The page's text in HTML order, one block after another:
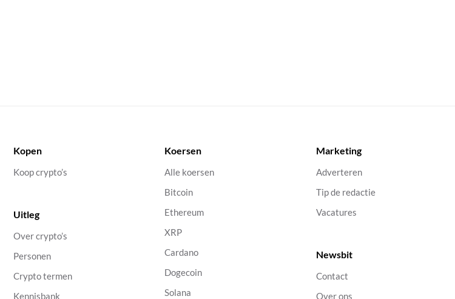
Kopen
Koop crypto’s
Uitleg
Over crypto’s
Personen
Crypto termen
Kennisbank
Koersen
Alle koersen
Bitcoin
Ethereum
XRP
Cardano
Dogecoin
Solana
Marketing
Adverteren
Tip de redactie
Vacatures
Newsbit
Contact
Over ons